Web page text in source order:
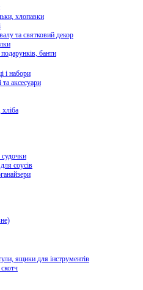
хлопавки
та святковий декор
банти
і набори
аксесуари
судочки
соусів
ящики для інструментів
скотч